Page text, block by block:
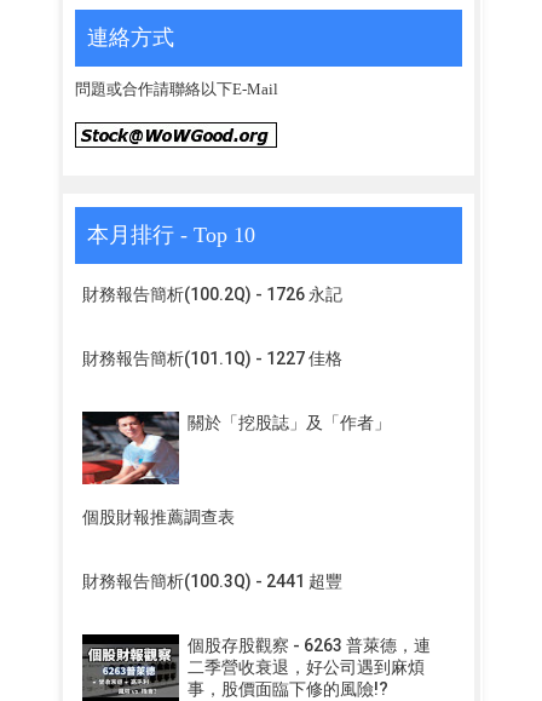
連絡方式
問題或合作請聯絡以下E-Mail
本月排行 - Top 10
財務報告簡析(100.2Q) - 1726 永記
財務報告簡析(101.1Q) - 1227 佳格
關於「挖股誌」及「作者」
個股財報推薦調查表
財務報告簡析(100.3Q) - 2441 超豐
個股存股觀察 - 6263 普萊德，連
二季營收衰退，好公司遇到麻煩
事，股價面臨下修的風險!?